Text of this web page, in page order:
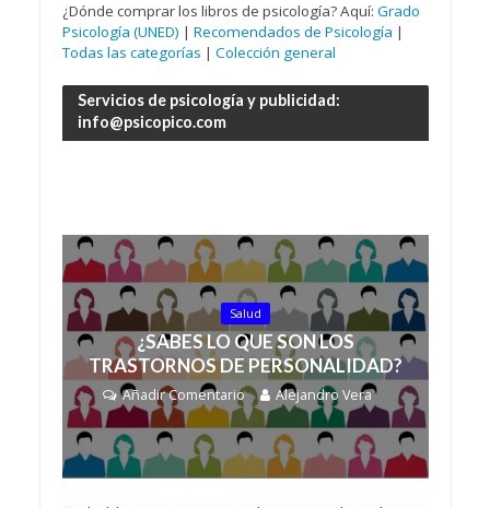
¿Dónde comprar los libros de psicología? Aquí: Grado
Psicología (UNED) | Recomendados de Psicología |
Todas las categorías | Colección general
Servicios de psicología y publicidad:
info@psicopico.com
Salud
¿SABES LO QUE SON LOS
TRASTORNOS DE PERSONALIDAD?
Añadir Comentario Alejandro Vera